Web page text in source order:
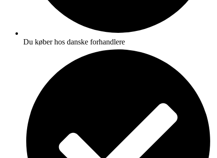
Du køber hos danske forhandlere